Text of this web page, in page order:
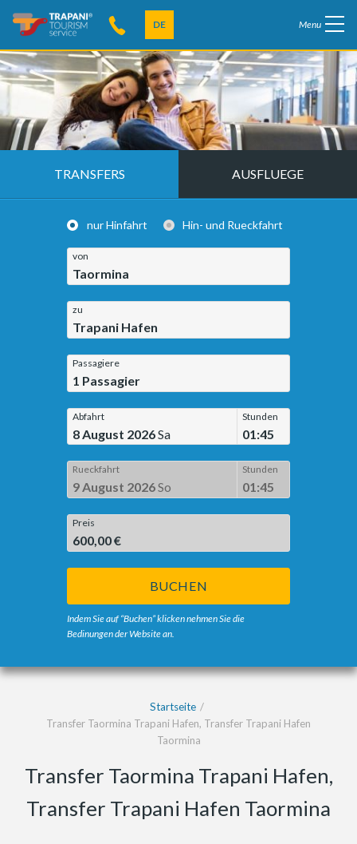
DE Menu
TRANSFERS AUSFLUEGE
nur Hinfahrt Hin- und Rueckfahrt
von
Taormina
zu
Trapani Hafen
Passagiere
1 Passagier
Abfahrt
8 August 2026Sa
Stunden
01:45
Rueckfahrt
9 August 2026So
Stunden
01:45
Preis
600,00 €
BUCHEN
Indem Sie auf “Buchen” klicken nehmen Sie die
Bedinungen der Website an.
Startseite
Transfer Taormina Trapani Hafen, Transfer Trapani Hafen
Taormina
Transfer Taormina Trapani Hafen,
Transfer Trapani Hafen Taormina